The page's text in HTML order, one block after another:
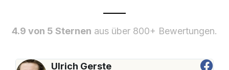
4.9 von 5 Sternen aus über 800+ Bewertungen.
Ulrich Gerste